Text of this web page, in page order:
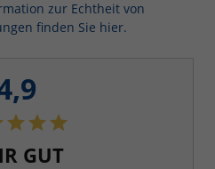
zur Echtheit von
finden Sie hier.
GUT